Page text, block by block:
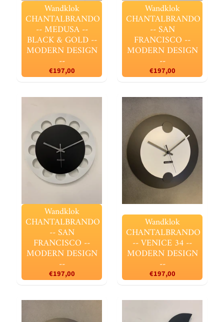
Wandklok
CHANTALBRANDO
-- MEDUSA --
BLACK & GOLD --
MODERN DESIGN
--
€197,00
Wandklok
CHANTALBRANDO
-- SAN
FRANCISCO --
MODERN DESIGN
--
€197,00
Wandklok
CHANTALBRANDO
-- SAN
FRANCISCO --
MODERN DESIGN
--
€197,00
Wandklok
CHANTALBRANDO
-- VENICE 34 --
MODERN DESIGN
--
€197,00